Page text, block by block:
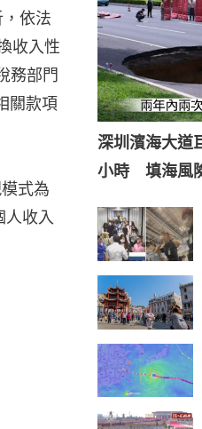
依法
收入性
務部門
關款項
式為
收入
深圳濱海大
小時 填海風